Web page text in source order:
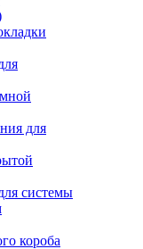
для
системы
короба